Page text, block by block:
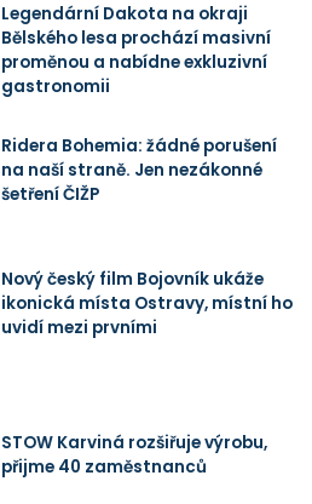
Legendární Dakota na okraji
Bělského lesa prochází masivní
proměnou a nabídne exkluzivní
gastronomii
Ridera Bohemia: žádné porušení
na naší straně. Jen nezákonné
šetření ČIŽP
Nový český film Bojovník ukáže
ikonická místa Ostravy, místní ho
uvidí mezi prvními
STOW Karviná rozšiřuje výrobu,
přijme 40 zaměstnanců